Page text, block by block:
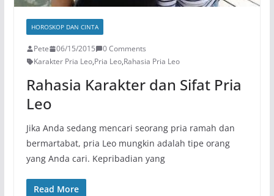
HOROSKOP DAN CINTA
Pete 06/15/2015
0 Comments
Karakter Pria Leo,Pria Leo,Rahasia Pria Leo
Rahasia Karakter dan Sifat Pria
Leo
Jika Anda sedang mencari seorang pria ramah dan
bermartabat, pria Leo mungkin adalah tipe orang
yang Anda cari. Kepribadian yang
Read More